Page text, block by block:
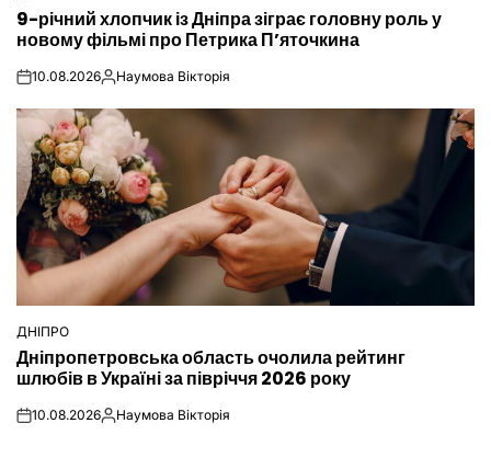
У
9-річний хлопчик із Дніпра зіграє головну роль у
новому фільмі про Петрика П’яточкина
on10.08.2026Опубліковано
Наумова Вікторія
ОПУБЛІКУВАТИ
У
ДНІПРО
Дніпропетровська область очолила рейтинг
шлюбів в Україні за півріччя 2026 року
on10.08.2026Опубліковано
Наумова Вікторія